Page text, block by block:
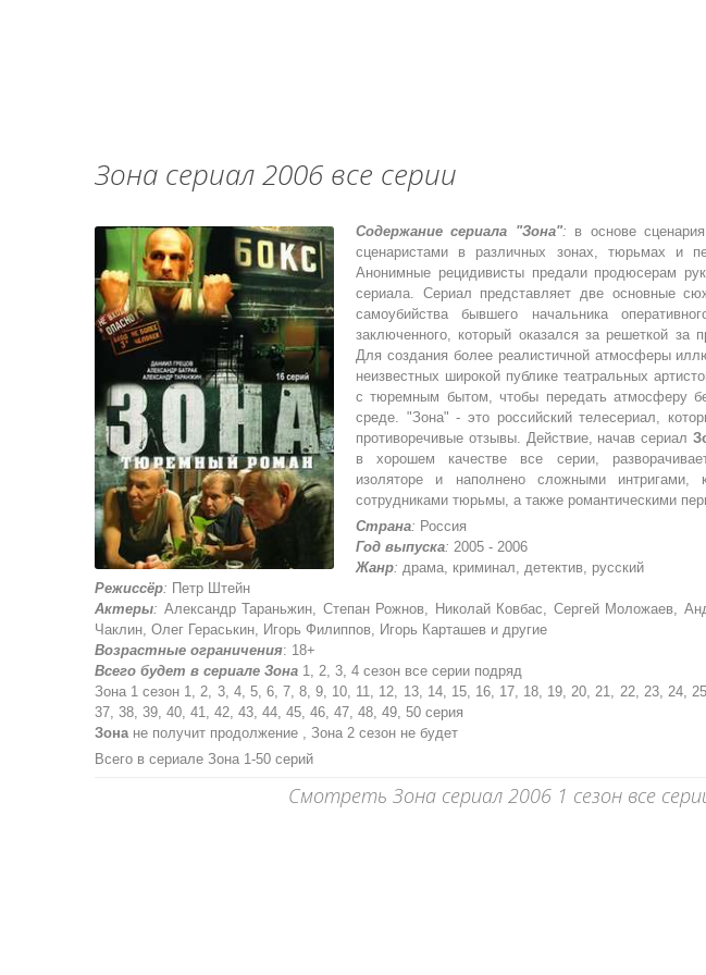
Зона сериал 2006 все серии
Содержание сериала "Зона": в основе
сценаристами в различных зонах, тюрьмах и
Анонимные рецидивисты предали продюсерам
сериала. Сериал представляет две основные
самоубийства бывшего начальника
заключенного, который оказался за решеткой за
Для создания более реалистичной атмосферы
неизвестных широкой публике театральных
с тюремным бытом, чтобы передать атмосферу
среде. "Зона" - это российский телесериал,
противоречивые отзывы. Действие, начав сериал
в хорошем качестве все серии,
изоляторе и наполнено сложными
сотрудниками тюрьмы, а также романтическими
Страна: Россия
Год выпуска: 2005 - 2006
Жанр: драма, криминал, детектив, русский
Режиссёр: Петр Штейн
Актеры: Александр Тараньжин, Степан Рожнов, Николай Ковбас, Сергей Моложаев,
Чаклин, Олег Гераськин, Игорь Филиппов, Игорь Карташев и другие
Возрастные ограничения: 18+
Всего будет в сериале Зона 1, 2, 3, 4 сезон все серии подряд
Зона 1 сезон 1, 2, 3, 4, 5, 6, 7, 8, 9, 10, 11, 12, 13, 14, 15, 16, 17, 18, 19, 20, 21, 22, 23, 24,
37, 38, 39, 40, 41, 42, 43, 44, 45, 46, 47, 48, 49, 50 серия
Зонане получит продолжение , Зона 2 сезон не будет
Всего в сериале Зона 1-50 серий
Смотреть Зона сериал 2006 1 сезон все